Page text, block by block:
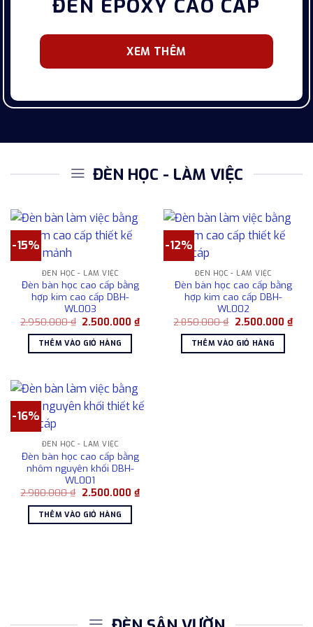
ĐÈN EPOXY CAO CẤP
XEM THÊM
ĐÈN HỌC - LÀM VIỆC
-15%
ĐÈN HỌC - LÀM VIỆC
Đèn bàn học cao cấp bằng
hợp kim cao cấp DBH-
WL003
2.950.000₫ Giá
là:
2.950.000 ₫.
2.500.000₫Giá
hiện
2.500.000 ₫.
THÊM VÀO GIỎ HÀNG
-12%
ĐÈN HỌC - LÀM VIỆC
Đèn bàn học cao cấp bằng
hợp kim cao cấp DBH-
WL002
2.850.000₫ Giá
là:
2.850.000 ₫.
2.500.000 ₫Giá
hiện
THÊM VÀO GIỎ HÀNG
-16%
ĐÈN HỌC - LÀM VIỆC
Đèn bàn học cao cấp bằng
nhôm nguyên khối DBH-
WL001
2.980.000₫ Giá
là:
2.980.000 ₫.
2.500.000 ₫Giá
hiện
THÊM VÀO GIỎ HÀNG